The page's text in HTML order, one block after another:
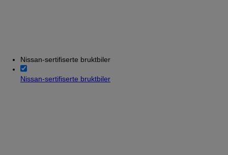
Nissan-sertifiserte bruktbiler
Nissan-sertifiserte bruktbiler